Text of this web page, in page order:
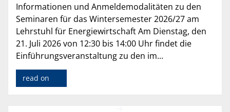
Informationen und Anmeldemodalitäten zu den
Seminaren für das Wintersemester 2026/27 am
Lehrstuhl für Energiewirtschaft Am Dienstag, den
21. Juli 2026 von 12:30 bis 14:00 Uhr findet die
Einführungsveranstaltung zu den im...
read on